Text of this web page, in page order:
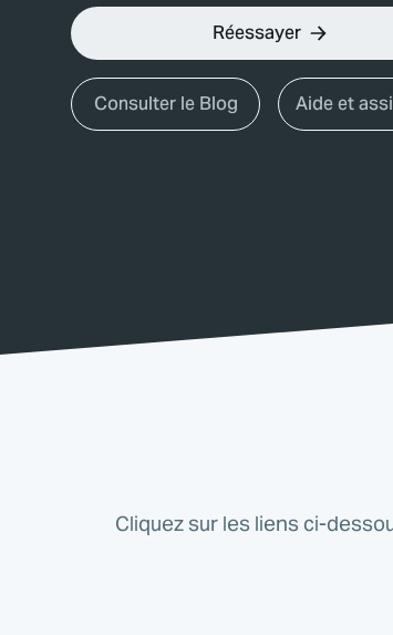
Réessayer
Consulter le Blog Aide et
Cliquez sur les liens ci-